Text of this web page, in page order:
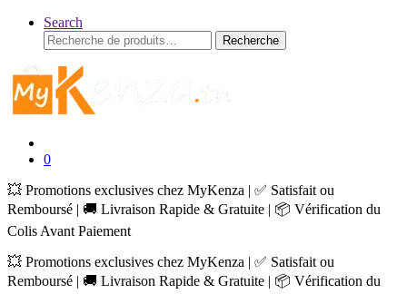
Search
Recherche
pour :
Recherche
0
💥 Promotions exclusives chez MyKenza | ✅ Satisfait ou
Remboursé | 🚚 Livraison Rapide & Gratuite | 📦 Vérification du
Colis Avant Paiement
💥 Promotions exclusives chez MyKenza | ✅ Satisfait ou
Remboursé | 🚚 Livraison Rapide & Gratuite | 📦 Vérification du